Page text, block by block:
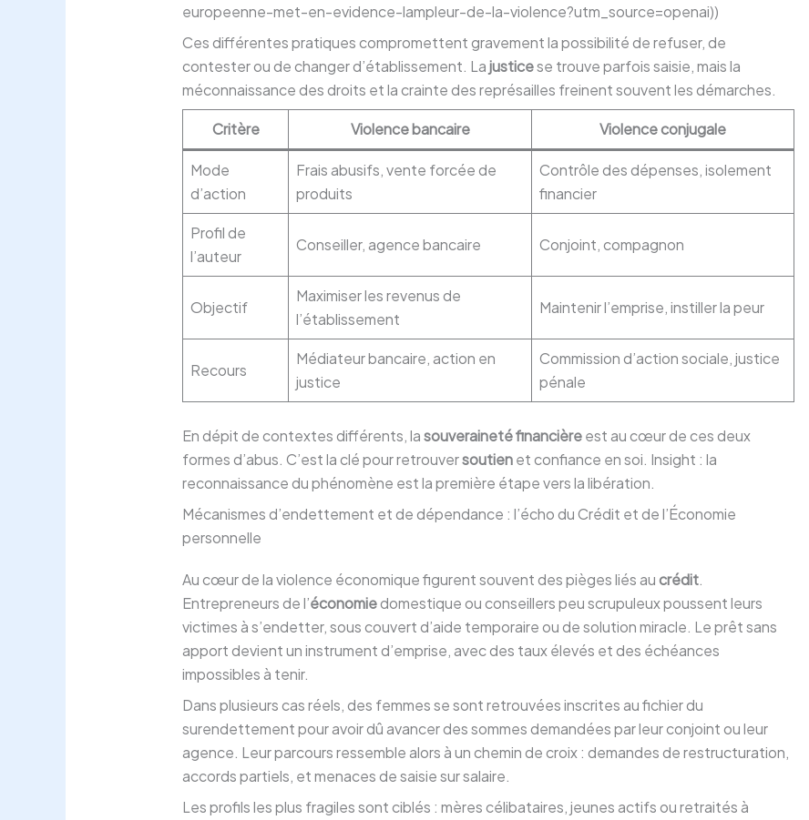
europeenne-met-en-evidence-lampleur-de-la-violence?utm_source=openai))
Ces différentes pratiques compromettent gravement la possibilité de refuser, de
contester ou de changer d’établissement. Lajusticese trouve parfois saisie, mais la
méconnaissance des droits et la crainte des représailles freinent souvent les démarches.
Critère Violence bancaire Violence conjugale
Mode
d’action
Frais abusifs, vente forcée de
produits
Contrôle des dépenses, isolement
financier
Profil de
l’auteur
Conseiller, agence bancaire Conjoint, compagnon
Objectif
Maximiser les revenus de
l’établissement
Maintenir l’emprise, instiller la peur
Recours
Médiateur bancaire, action en
justice
Commission d’action sociale, justice
pénale
En dépit de contextes différents, lasouveraineté financièreest au cœur de ces deux
formes d’abus. C’est la clé pour retrouversoutienet confiance en soi. Insight : la
reconnaissance du phénomène est la première étape vers la libération.
Mécanismes d’endettement et de dépendance : l’écho du Crédit et de l’Économie
personnelle
Au cœur de la violence économique figurent souvent des pièges liés aucrédit.
Entrepreneurs de l’économiedomestique ou conseillers peu scrupuleux poussent leurs
victimes à s’endetter, sous couvert d’aide temporaire ou de solution miracle. Le prêt sans
apport devient un instrument d’emprise, avec des taux élevés et des échéances
impossibles à tenir.
Dans plusieurs cas réels, des femmes se sont retrouvées inscrites au fichier du
surendettement pour avoir dû avancer des sommes demandées par leur conjoint ou leur
agence. Leur parcours ressemble alors à un chemin de croix : demandes de restructuration,
accords partiels, et menaces de saisie sur salaire.
Les profils les plus fragiles sont ciblés : mères célibataires, jeunes actifs ou retraités à